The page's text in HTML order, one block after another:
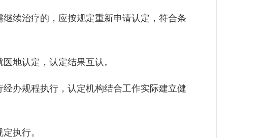
续治疗的，应按规定重新申请认定，符合条
地认定，认定结果互认。
办规程执行，认定机构结合工作实际建立健
执行。